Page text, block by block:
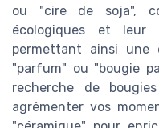
ou "cire de soja",
écologiques et leur
permettant ainsi une
"parfum" ou "bougie
recherche de
agrémenter vos